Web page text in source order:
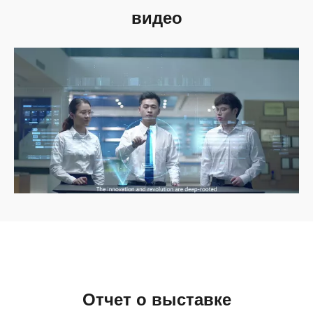
видео
Отчет о выставке